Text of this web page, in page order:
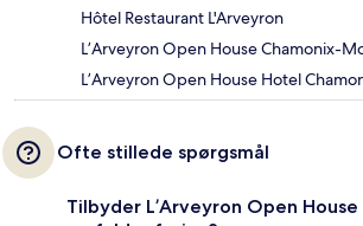
Hôtel Restaurant L'Arveyron
L’Arveyron Open House Chamonix-
L’Arveyron Open House Hotel
Ofte stillede spørgsmål
Tilbyder L’Arveyron Open